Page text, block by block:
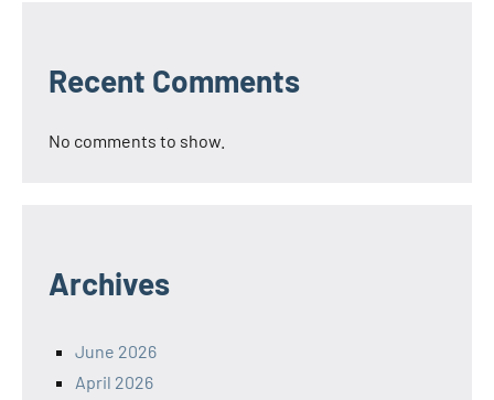
Recent Comments
No comments to show.
Archives
June 2026
April 2026